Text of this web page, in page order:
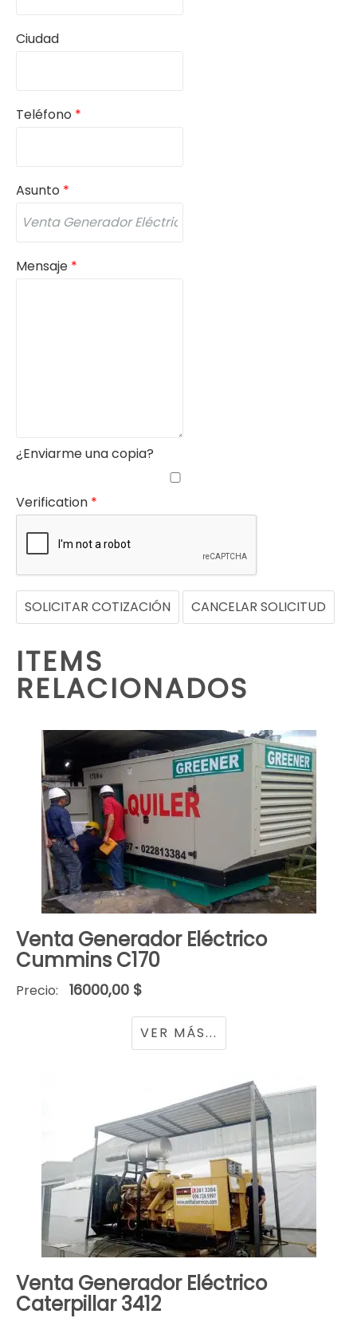
Ciudad
Teléfono *
Asunto *
Mensaje *
¿Enviarme una copia?
Verification *
SOLICITAR COTIZACIÓN CANCELAR SOLICITUD
ITEMS
RELACIONADOS
Venta Generador Eléctrico
Cummins C170
Precio: 16000,00 $
VER MÁS...
Venta Generador Eléctrico
Caterpillar 3412